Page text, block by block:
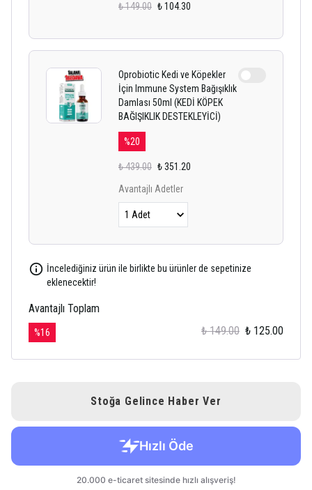
₺ 149.00 ₺ 104.30
Oprobiotic Kedi ve Köpekler
İçin Immune System Bağışıklık
Damlası 50ml (KEDİ KÖPEK
BAĞIŞIKLIK DESTEKLEYİCİ)
%20
₺ 439.00 ₺ 351.20
Avantajlı Adetler
İncelediğiniz ürün ile birlikte bu ürünler de sepetinize
eklenecektir!
Avantajlı Toplam
%16 ₺ 149.00 ₺ 125.00
Stoğa Gelince Haber Ver